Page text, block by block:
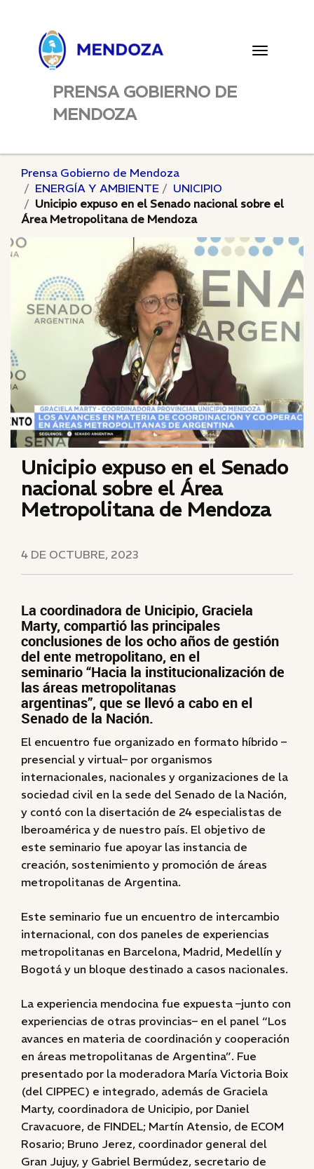
Toggle
PRENSA GOBIERNO DE
MENDOZA
Prensa Gobierno de Mendoza
ENERGÍA Y AMBIENTE
UNICIPIO
Unicipio expuso en el Senado nacional sobre el
Área Metropolitana de Mendoza
Unicipio expuso en el Senado
nacional sobre el Área
Metropolitana de Mendoza
4 DE OCTUBRE, 2023
La coordinadora de Unicipio, Graciela
Marty, compartió las principales
conclusiones de los ocho años de gestión
del ente metropolitano, en el
seminario “Hacia la institucionalización de
las áreas metropolitanas
argentinas”, que se llevó a cabo en el
Senado de la Nación.
El encuentro fue organizado en formato híbrido –
presencial y virtual– por organismos
internacionales, nacionales y organizaciones de la
sociedad civil en la sede del Senado de la Nación,
y contó con la disertación de 24 especialistas de
Iberoamérica y de nuestro país. El objetivo de
este seminario fue apoyar las instancia de
creación, sostenimiento y promoción de áreas
metropolitanas de Argentina.
Este seminario fue un encuentro de intercambio
internacional, con dos paneles de experiencias
metropolitanas en Barcelona, Madrid, Medellín y
Bogotá y un bloque destinado a casos nacionales.
La experiencia mendocina fue expuesta –junto con
experiencias de otras provincias– en el panel “Los
avances en materia de coordinación y cooperación
en áreas metropolitanas de Argentina”. Fue
presentado por la moderadora María Victoria Boix
(del CIPPEC) e integrado, además de Graciela
Marty, coordinadora de Unicipio, por Daniel
Cravacuore, de FINDEL; Martín Atensio, de ECOM
Rosario; Bruno Jerez, coordinador general del
Gran Jujuy, y Gabriel Bermúdez, secretario de